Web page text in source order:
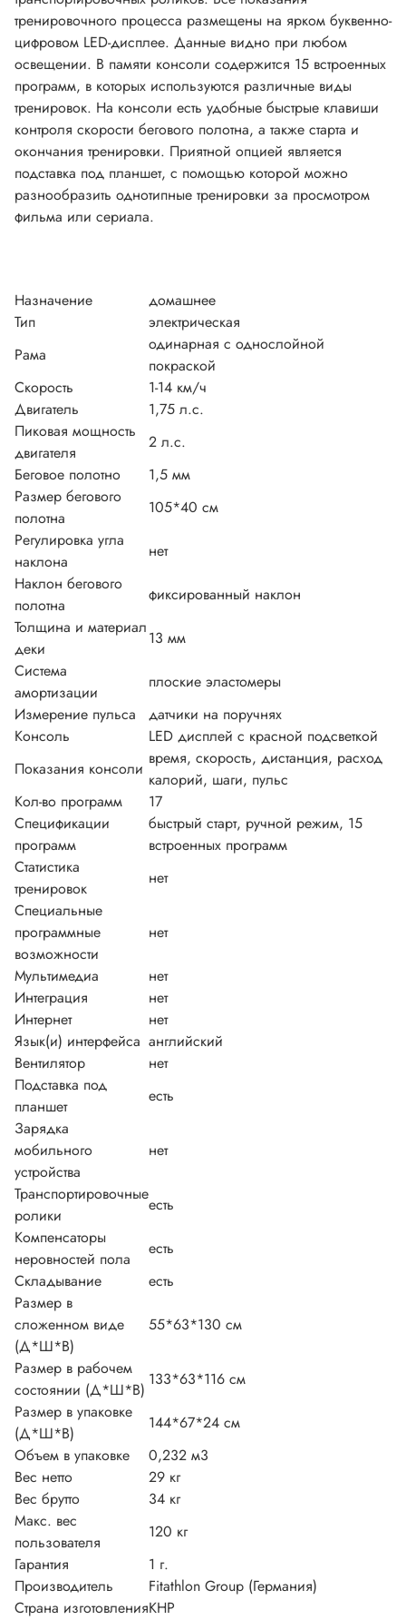
тренировочного процесса размещены на ярком буквенно-
цифровом LED-дисплее. Данные видно при любом
освещении. В памяти консоли содержится 15 встроенных
программ, в которых используются различные виды
тренировок. На консоли есть удобные быстрые клавиши
контроля скорости бегового полотна, а также старта и
окончания тренировки. Приятной опцией является
подставка под планшет, с помощью которой можно
разнообразить однотипные тренировки за просмотром
фильма или сериала.
Назначение
домашнее
Тип
электрическая
Рама
одинарная с однослойной
покраской
Скорость
1-14 км/ч
Двигатель
1,75 л.с.
Пиковая мощность
двигателя
2 л.с.
Беговое полотно
1,5 мм
Размер бегового
полотна
105*40 см
Регулировка угла
наклона
нет
Наклон бегового
полотна
фиксированный наклон
Толщина и материал
деки
13 мм
Система
амортизации
плоские эластомеры
Измерение пульса
датчики на поручнях
Консоль
LED дисплей с красной подсветкой
Показания консоли
время, скорость, дистанция, расход
калорий, шаги, пульс
Кол-во программ
17
Спецификации
программ
быстрый старт, ручной режим, 15
встроенных программ
Статистика
тренировок
нет
Специальные
программные
возможности
нет
Мультимедиа
нет
Интеграция
нет
Интернет
нет
Язык(и) интерфейса английский
Вентилятор
нет
Подставка под
планшет
есть
Зарядка
мобильного
устройства
нет
Транспортировочные
ролики
есть
Компенсаторы
неровностей пола
есть
Складывание
есть
Размер в
сложенном виде
(Д*Ш*В)
55*63*130 см
Размер в рабочем
состоянии (Д*Ш*В)
133*63*116 см
Размер в упаковке
(Д*Ш*В)
144*67*24 см
Объем в упаковке
0,232 м3
Вес нетто
29 кг
Вес брутто
34 кг
Макс. вес
пользователя
120 кг
Гарантия
1 г.
Производитель
Fitathlon Group (Германия)
Страна изготовленияКНР